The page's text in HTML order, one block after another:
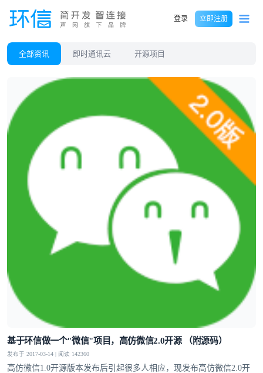
登录 立即注册
全部资讯 即时通讯云 开源项目
基于环信做一个"微信"项目，高仿微信2.0开源 （附源码）
发布于 2017-03-14 | 阅读 142360
高仿微信1.0开源版本发布后引起很多人相应，现发布高仿微信2.0开